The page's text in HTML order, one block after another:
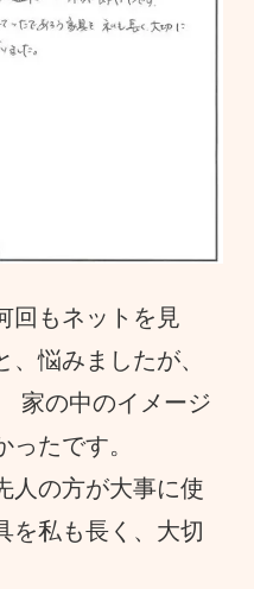
回もネットを見
悩みましたが、
家の中のイメージ
たです。
人の方が大事に使
を私も長く、大切